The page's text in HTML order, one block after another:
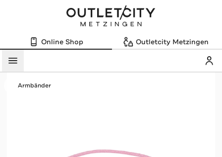
Online Shop Outletcity Metzingen
Menü
Armbänder